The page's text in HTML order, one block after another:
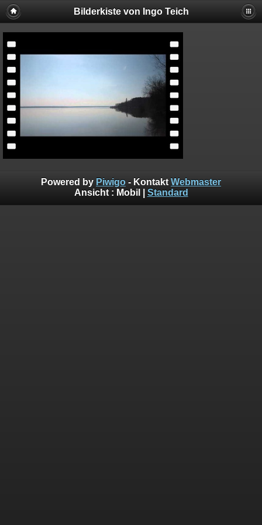
Bilderkiste von Ingo Teich
Powered by Piwigo - Kontakt Webmaster
Ansicht : Mobil Standard